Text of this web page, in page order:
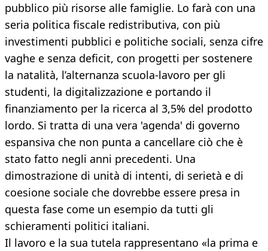
pubblico più risorse alle famiglie. Lo farà con una
seria politica fiscale redistributiva, con più
investimenti pubblici e politiche sociali, senza cifre
vaghe e senza deficit, con progetti per sostenere
la natalità, l’alternanza scuola-lavoro per gli
studenti, la digitalizzazione e portando il
finanziamento per la ricerca al 3,5% del prodotto
lordo. Si tratta di una vera 'agenda' di governo
espansiva che non punta a cancellare ciò che è
stato fatto negli anni precedenti. Una
dimostrazione di unità di intenti, di serietà e di
coesione sociale che dovrebbe essere presa in
questa fase come un esempio da tutti gli
schieramenti politici italiani.
Il lavoro e la sua tutela rappresentano «la prima e